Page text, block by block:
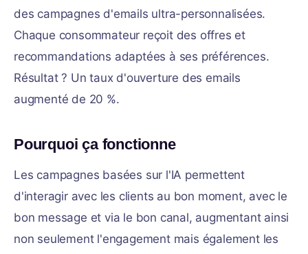
des campagnes d'emails ultra-personnalisées.
Chaque consommateur reçoit des offres et
recommandations adaptées à ses préférences.
Résultat ? Un taux d'ouverture des emails
augmenté de 20 %.
Pourquoi ça fonctionne
Les campagnes basées sur l'IA permettent
d'interagir avec les clients au bon moment, avec le
bon message et via le bon canal, augmentant ainsi
non seulement l'engagement mais également les